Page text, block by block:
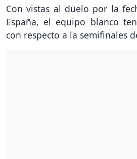
Con vistas al duelo por la
España, el equipo blanco
con respecto a la semifinales